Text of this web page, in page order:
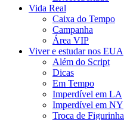
Vida Real
Caixa do Tempo
Campanha
Área VIP
Viver e estudar nos EUA
Além do Script
Dicas
Em Tempo
Imperdível em LA
Imperdível em NY
Troca de Figurinha